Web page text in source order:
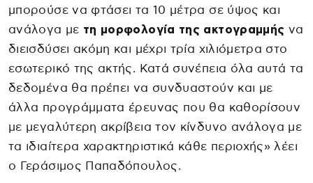
μπορούσε να φτάσει τα 10 μέτρα σε ύψος και
ανάλογα με τη μορφολογία της ακτογραμμής να
διεισδύσει ακόμη και μέχρι τρία χιλιόμετρα στο
εσωτερικό της ακτής. Κατά συνέπεια όλα αυτά τα
δεδομένα θα πρέπει να συνδυαστούν και με
άλλα προγράμματα έρευνας που θα καθορίσουν
με μεγαλύτερη ακρίβεια τον κίνδυνο ανάλογα με
τα ιδιαίτερα χαρακτηριστικά κάθε περιοχής» λέει
ο Γεράσιμος Παπαδόπουλος.